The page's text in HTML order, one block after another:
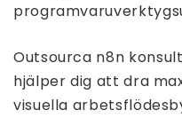
Outsourca n8n
hjälper dig att dra
visuella